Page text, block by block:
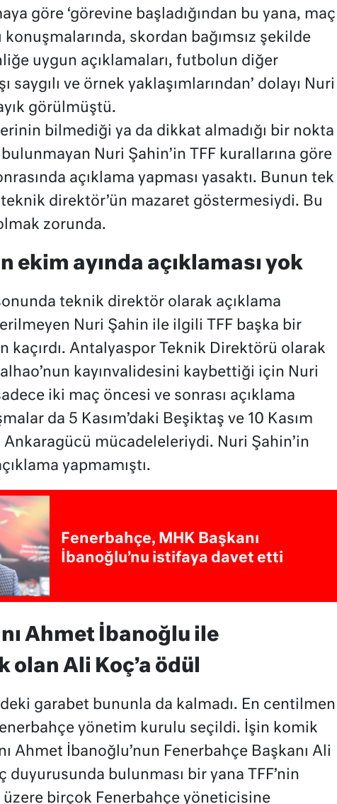
göre ‘görevine başladığından bu yana, maç
skordan bağımsız şekilde
uygun açıklamaları, futbolun diğer
saygılı ve örnek yaklaşımlarından’ dolayı Nuri
görülmüştü.
bilmediği ya da dikkat almadığı bir nokta
bulunmayan Nuri Şahin’in TFF kurallarına göre
açıklama yapması yasaktı. Bunun tek
direktör’ün mazaret göstermesiydi. Bu
olmak zorunda.
ekim ayında açıklaması yok
teknik direktör olarak açıklama
Nuri Şahin ile ilgili TFF başka bir
kaçırdı. Antalyaspor Teknik Direktörü olarak
kayınvalidesini kaybettiği için Nuri
iki maç öncesi ve sonrası açıklama
da 5 Kasım’daki Beşiktaş ve 10 Kasım
Ankaragücü mücadeleleriydi. Nuri Şahin’in
yapmamıştı.
Fenerbahçe, MHK Başkanı
İbanoğlu’nu istifaya davet etti
Ahmet İbanoğlu ile
Ali Koç’a ödül
garabet bununla da kalmadı. En centilmen
yönetim kurulu seçildi. İşin komik
Ahmet İbanoğlu’nun Fenerbahçe Başkanı Ali
duyurusunda bulunması bir yana TFF’nin
birçok Fenerbahçe yöneticisine